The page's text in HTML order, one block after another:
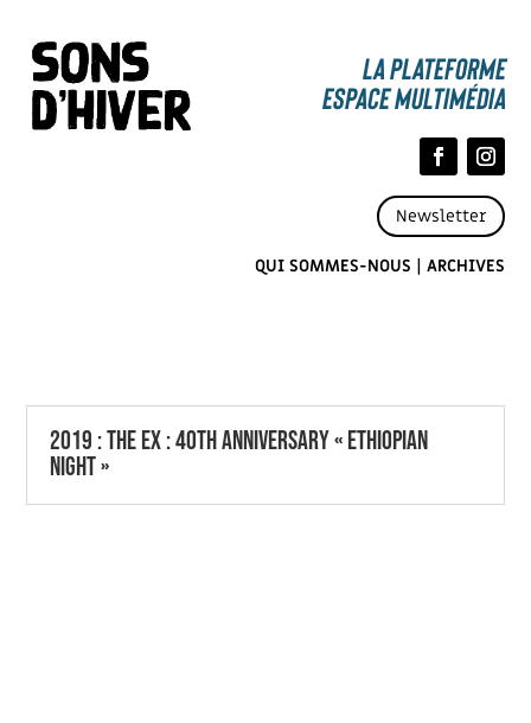
La Plateforme
espace multimédia
Newsletter
QUI SOMMES-NOUS | ARCHIVES
2019 : THE EX : 40TH ANNIVERSARY « ETHIOPIAN
NIGHT »